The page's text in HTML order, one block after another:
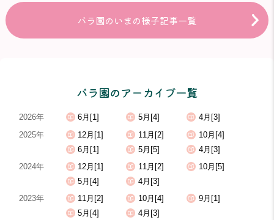
バラ園のいまの様子記事一覧
バラ園のアーカイブ一覧
2026年 6月[1] 5月[4]
4月[3]
2025年
12月[1] 11月[2]
10月[4]
6月[1]
5月[5]
4月[3]
2024年
12月[1] 11月[2]
10月[5]
5月[4]
4月[3]
2023年
11月[2] 10月[4]
9月[1]
5月[4]
4月[3]